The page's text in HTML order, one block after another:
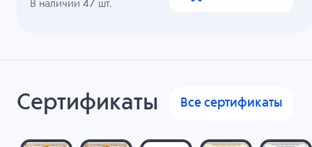
В наличии47 шт.
Сертификаты Все сертификаты